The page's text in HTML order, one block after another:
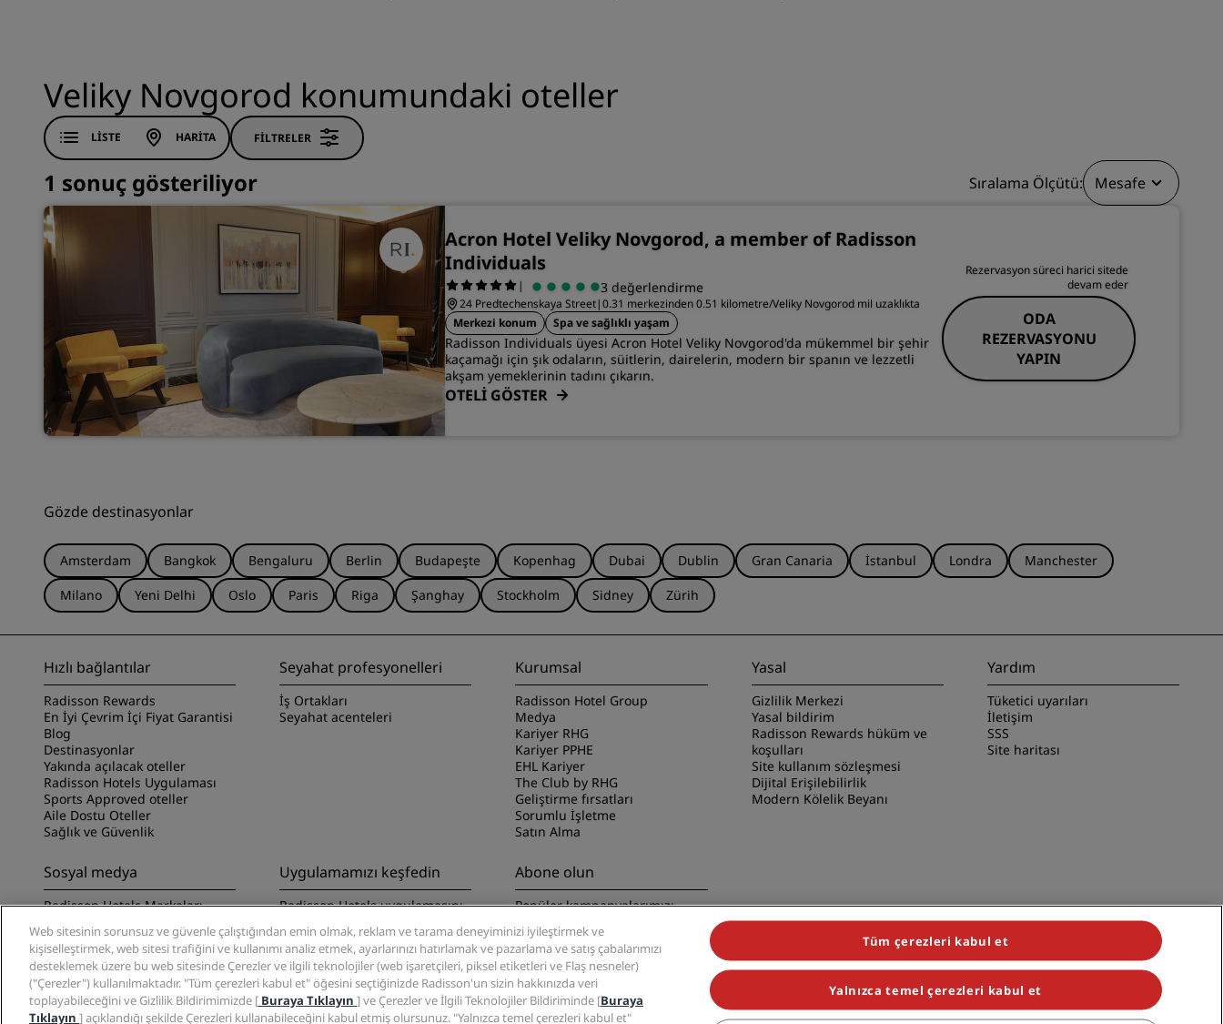
Bookers and Planners
Veliky Novgorod konumundaki oteller
LISTE HARITA FILTRELER
1 sonuç gösteriliyor Sıralama Ölçütü: Mesafe
Acron Hotel Veliky Novgorod, a member of Radisson
Individuals
| 3 değerlendirme
24 Predtechenskaya Street|0.31 merkezinden 0.51 kilometre/Veliky Novgorod mil uzaklıkta
Merkezi konum
Spa ve sağlıklı yaşam
Radisson Individuals üyesi Acron Hotel Veliky Novgorod'da mükemmel bir şehir
kaçamağı için şık odaların, süitlerin, dairelerin, modern bir spanın ve lezzetli
akşam yemeklerinin tadını çıkarın.
OTELİ GÖSTER
Rezervasyon süreci harici sitede
devam eder
ODA
REZERVASYONU
YAPIN
Gözde destinasyonlar
Amsterdam Bangkok Bengaluru Berlin Budapeşte Kopenhag Dubai Dublin Gran Canaria İstanbul Londra
Manchester
Milano
Yeni Delhi Oslo Paris Riga Şanghay Stockholm Sidney Zürih
Hızlı bağlantılar
Radisson Rewards
En İyi Çevrim İçi Fiyat Garantisi
Blog
Destinasyonlar
Yakında açılacak oteller
Radisson Hotels Uygulaması
Sports Approved oteller
Aile Dostu Oteller
Sağlık ve Güvenlik
Seyahat profesyonelleri
İş Ortakları
Seyahat acenteleri
Kurumsal
Radisson Hotel Group
Medya
Kariyer RHG
Kariyer PPHE
EHL Kariyer
The Club by RHG
Geliştirme fırsatları
Sorumlu İşletme
Satın Alma
Yasal
Gizlilik Merkezi
Yasal bildirim
Radisson Rewards hüküm ve
koşulları
Site kullanım sözleşmesi
Dijital Erişilebilirlik
Modern Kölelik Beyanı
Yardım
Tüketici uyarıları
İletişim
SSS
Site haritası
Sosyal medya
Radisson Hotels Markaları
Uygulamamızı keşfedin
Radisson Hotels uygulamasını
Abone olun
Popüler kampanyalarımızı
Web sitesinin sorunsuz ve güvenle çalıştığından emin olmak, reklam ve tarama deneyiminizi iyileştirmek ve
kişiselleştirmek, web sitesi trafiğini ve kullanımı analiz etmek, ayarlarınızı hatırlamak ve pazarlama ve satış çabalarımızı
desteklemek üzere bu web sitesinde Çerezler ve ilgili teknolojiler (web işaretçileri, piksel etiketleri ve Flaş nesneler)
("Çerezler") kullanılmaktadır. "Tüm çerezleri kabul et" öğesini seçtiğinizde Radisson'un sizin hakkınızda veri
toplayabileceğini ve Gizlilik Bildirimimizde [ Buraya Tıklayın ] ve Çerezler ve İlgili Teknolojiler Bildiriminde [Buraya
Tıklayın ] açıklandığı şekilde Çerezleri kullanabileceğini kabul etmiş olursunuz. "Yalnızca temel çerezleri kabul et"
Tüm çerezleri kabul et
Yalnızca temel çerezleri kabul et